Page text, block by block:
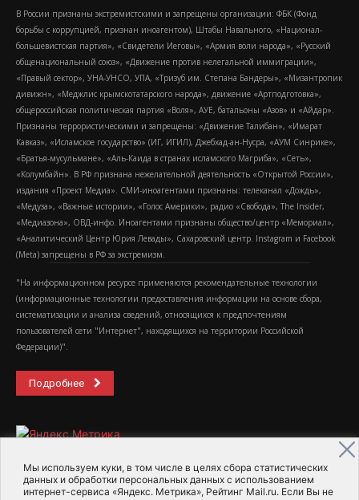
Мы используем куки, в том числе в целях сбора статистических
данных и обработки персональных данных с использованием
интернет-сервиса «Яндекс. Метрика», Рейтинг Mail.ru. Если Вы не
В России признаны экстремистскими и запрещены организации: ФБК (Фонд
борьбы с коррупцией, признан иноагентом), Штабы Навального, «Национал-
большевистская партия», «Свидетели Иеговы», «Армия воли народа», «Русский
общенациональный союз», «Движение против нелегальной иммиграции»,
«Правый сектор», УНА-УНСО, УПА, «Тризуб им. Степана Бандеры», «Мизантропик
дивижн», «Меджлис крымскотатарского народа», движение «Артподготовка»,
общероссийская политическая партия «Воля», АУЕ, батальоны «Азов» и «Айдар».
Признаны террористическими и запрещены: «Движение Талибан», «Имарат
Кавказ», «Исламское государство» (ИГ, ИГИЛ), Джебхад-ан-Нусра, «АУМ Синрике»,
«Братья-мусульмане», «Аль-Каида в странах исламского Магриба», «Сеть»,
«Колумбайн». В РФ признана нежелательной деятельность «Открытой России»,
издания «Проект Медиа». СМИ-иноагентами признаны: телеканал «Дождь»,
«Медуза», «Важные истории», «Голос Америки», радио «Свобода», The Insider,
«Медиазона», ОВД-инфо. Иноагентами признаны общество/центр «Мемориал»,
«Аналитический Центр Юрия Левады», Сахаровский центр. Instagram и Facebook
(Metа) запрещены в РФ за экстремизм.
"На информационном ресурсе применяются рекомендательные технологии
(информационные технологии предоставления информации на основе сбора,
систематизации и анализа сведений, относящихся к предпочтениям
пользователей сети "Интернет", находящихся на территории Российской
Федерации)".
Подробнее